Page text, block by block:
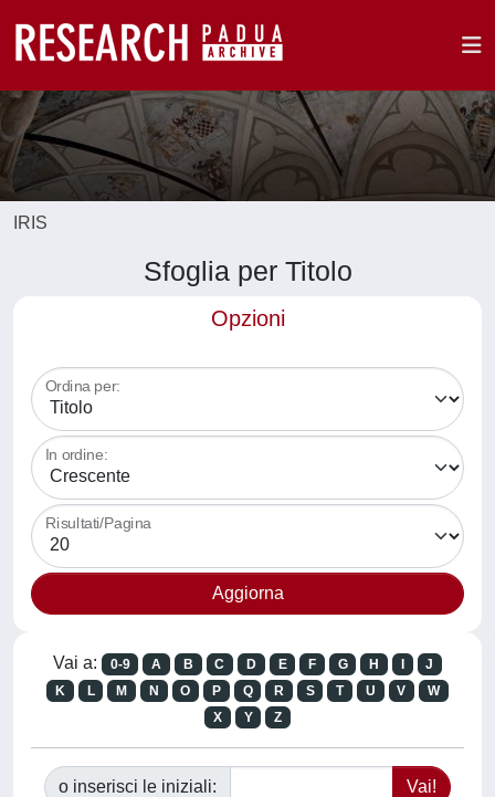
IRIS
Sfoglia per Titolo
Opzioni
Ordina per:
In ordine:
Risultati/Pagina
Vai a: 0-9 A B C D E F G H
J
K
L M N O P Q R S T U V
W
X
Y Z
o inserisci le iniziali: